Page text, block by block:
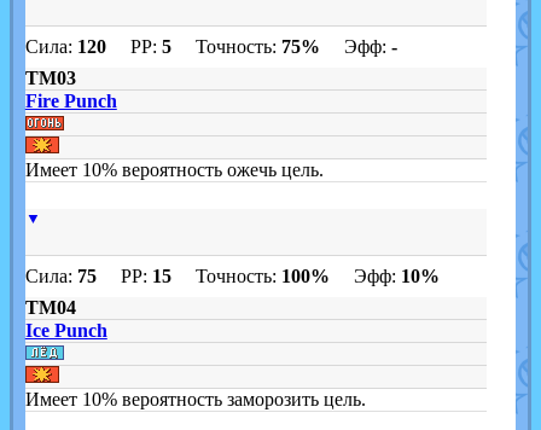
Сила: 120PP: 5Точность: 75% Эфф: -
TM03
Fire Punch
Имеет 10% вероятность ожечь цель.
▼
Сила: 75PP: 15Точность: 100% Эфф: 10%
TM04
Ice Punch
Имеет 10% вероятность заморозить цель.